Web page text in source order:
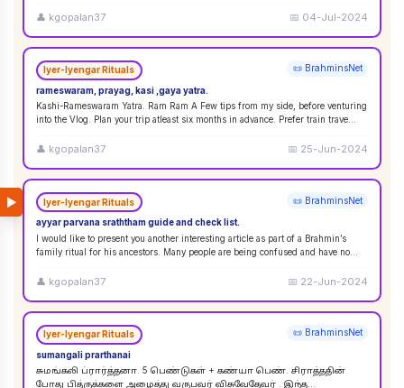
▶
கொள்ளலாம்...
👤 kgopalan37 📅 04-Jul-2024
Iyer-Iyengar Rituals 📜 BrahminsNet
rameswaram, prayag, kasi ,gaya yatra.
Kashi-Rameswaram Yatra. Ram Ram A Few tips from my side, before venturing
into the Vlog. Plan your trip atleast six months in advance. Prefer train trave...
👤 kgopalan37 📅 25-Jun-2024
Iyer-Iyengar Rituals 📜 BrahminsNet
ayyar parvana sraththam guide and check list.
I would like to present you another interesting article as part of a Brahmin’s
family ritual for his ancestors. Many people are being confused and have no
👤 kgopalan37 📅 22-Jun-2024
Iyer-Iyengar Rituals 📜 BrahminsNet
sumangali prarthanai
சுமங்கலி ப்ரார்த்தனா. 5 பெண்டுகள் + கண்யா பெண். சிராத்ததின்
போது பித்ருக்களை அழைத்து வருபவர் விசுவேதேவர் . இந்த